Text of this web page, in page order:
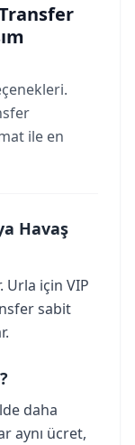
ile en
Havaş
Urla için VIP
sabit
daha
aynı ücret,